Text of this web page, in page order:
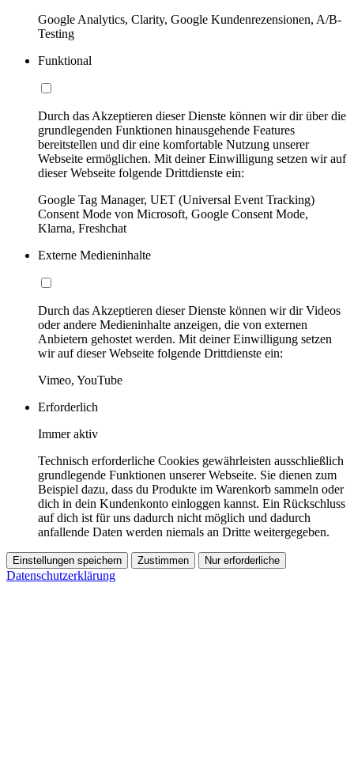
Google Analytics, Clarity, Google Kundenrezensionen, A/B-
Testing
Funktional
Durch das Akzeptieren dieser Dienste können wir dir über die
grundlegenden Funktionen hinausgehende Features
bereitstellen und dir eine komfortable Nutzung unserer
Webseite ermöglichen. Mit deiner Einwilligung setzen wir auf
dieser Webseite folgende Drittdienste ein:
Google Tag Manager, UET (Universal Event Tracking)
Consent Mode von Microsoft, Google Consent Mode,
Klarna, Freshchat
Externe Medieninhalte
Durch das Akzeptieren dieser Dienste können wir dir Videos
oder andere Medieninhalte anzeigen, die von externen
Anbietern gehostet werden. Mit deiner Einwilligung setzen
wir auf dieser Webseite folgende Drittdienste ein:
Vimeo, YouTube
Erforderlich
Immer aktiv
Technisch erforderliche Cookies gewährleisten ausschließlich
grundlegende Funktionen unserer Webseite. Sie dienen zum
Beispiel dazu, dass du Produkte im Warenkorb sammeln oder
dich in dein Kundenkonto einloggen kannst. Ein Rückschluss
auf dich ist für uns dadurch nicht möglich und dadurch
anfallende Daten werden niemals an Dritte weitergegeben.
Einstellungen speichern Zustimmen Nur erforderliche
Datenschutzerklärung